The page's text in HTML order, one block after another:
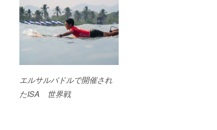
エルサルバドルで開催され
たISA 世界戦